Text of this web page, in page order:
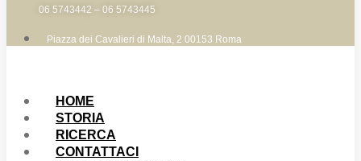
06 5743442 – 06 5743445
Piazza dei Cavalieri di Malta, 2 00153 Roma
HOME
STORIA
RICERCA
CONTATTACI